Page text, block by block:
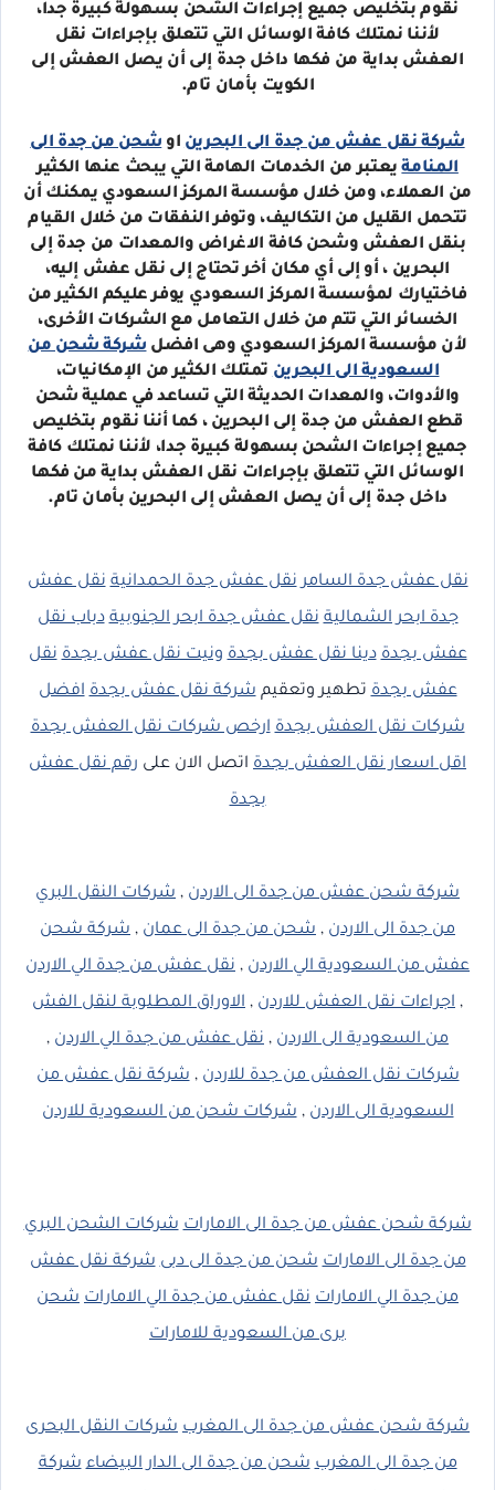
نقوم بتخليص جميع إجراءات الشحن بسهولة كبيرة جدا،
لأننا نمتلك كافة الوسائل التي تتعلق بإجراءات نقل
العفش بداية من فكها داخل جدة إلى أن يصل العفش إلى
الكويت بأمان تام.
شركة نقل عفش من جدة الى البحريناوشحن من جدة الى
المنامةيعتبر من الخدمات الهامة التي يبحث عنها الكثير
من العملاء، ومن خلال مؤسسة المركز السعودي يمكنك أن
تتحمل القليل من التكاليف، وتوفر النفقات من خلال القيام
بنقل العفش وشحن كافة الاغراض والمعدات من جدة إلى
البحرين ، أو إلى أي مكان أخر تحتاج إلى نقل عفش إليه،
فاختيارك لمؤسسة المركز السعودي يوفر عليكم الكثير من
الخسائر التي تتم من خلال التعامل مع الشركات الأخرى،
لأن مؤسسة المركز السعودي وهى افضلشركة شحن من
السعودية الى البحرينتمتلك الكثير من الإمكانيات،
والأدوات، والمعدات الحديثة التي تساعد في عملية شحن
قطع العفش من جدة إلى البحرين ، كما أننا نقوم بتخليص
جميع إجراءات الشحن بسهولة كبيرة جدا، لأننا نمتلك كافة
الوسائل التي تتعلق بإجراءات نقل العفش بداية من فكها
داخل جدة إلى أن يصل العفش إلى البحرين بأمان تام.
نقل عفش جدة السامر نقل عفش جدة الحمدانية نقل عفش
جدة ابحر الشمالية نقل عفش جدة ابحر الجنوبية دباب نقل
عفش بجدة دينا نقل عفش بجدة ونيت نقل عفش بجدة نقل
عفش بجدةتطهير وتعقيمشركة نقل عفش بجدة افضل
شركات نقل العفش بجدة ارخص شركات نقل العفش بجدة
اقل اسعار نقل العفش بجدة اتصل الان على رقم نقل عفش
بجدة
شركة شحن عفش من جدة الى الاردن , شركات النقل البري
من جدة الى الاردن , شحن من جدة الى عمان , شركة شحن
عفش من السعودية الي الاردن , نقل عفش من جدة الي الاردن
, اجراءات نقل العفش للاردن , الاوراق المطلوبة لنقل الفش
من السعودية الى الاردن , نقل عفش من جدة الي الاردن ,
شركات نقل العفش من جدة للاردن ,شركة نقل عفش من
السعودية الى الاردن ,شركات شحن من السعودية للاردن
شركة شحن عفش من جدة الى الامارات شركات الشحن البري
من جدة الى الامارات شحن من جدة الى دبى شركة نقل عفش
من جدة الي الامارات نقل عفش من جدة الي الامارات شحن
برى من السعودية للامارات
شركة شحن عفش من جدة الى المغرب شركات النقل البحرى
من جدة الى المغرب شحن من جدة الى الدار البيضاء شركة